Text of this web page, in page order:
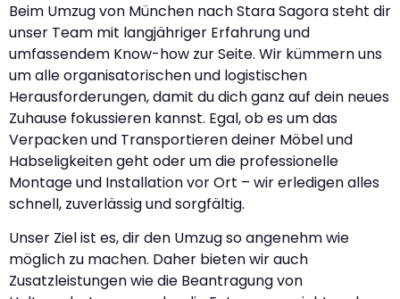
Beim Umzug von München nach Stara Sagora steht dir
unser Team mit langjähriger Erfahrung und
umfassendem Know-how zur Seite. Wir kümmern uns
um alle organisatorischen und logistischen
Herausforderungen, damit du dich ganz auf dein neues
Zuhause fokussieren kannst. Egal, ob es um das
Verpacken und Transportieren deiner Möbel und
Habseligkeiten geht oder um die professionelle
Montage und Installation vor Ort – wir erledigen alles
schnell, zuverlässig und sorgfältig.
Unser Ziel ist es, dir den Umzug so angenehm wie
möglich zu machen. Daher bieten wir auch
Zusatzleistungen wie die Beantragung von